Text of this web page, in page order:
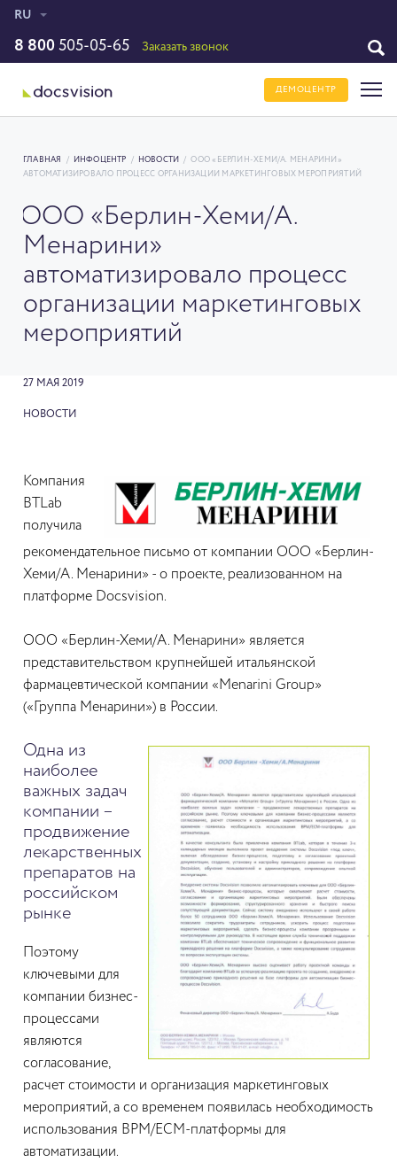
RU
8 800 505-05-65 Заказать звонок
ДЕМОЦЕНТР
ГЛАВНАЯ / ИНФОЦЕНТР / НОВОСТИ /
ООО «БЕРЛИН-ХЕМИ/А. МЕНАРИНИ»
АВТОМАТИЗИРОВАЛО ПРОЦЕСС ОРГАНИЗАЦИИ МАРКЕТИНГОВЫХ МЕРОПРИЯТИЙ
ООО «Берлин-Хеми/А.
Менарини»
автоматизировало процесс
организации маркетинговых
мероприятий
27 МАЯ 2019
НОВОСТИ
Компания
BTLab
получила
рекомендательное письмо от компании ООО «Берлин-
Хеми/А. Менарини» - о проекте, реализованном на
платформе Docsvision.
ООО «Берлин-Хеми/А. Менарини» является
представительством крупнейшей итальянской
фармацевтической компании «Menarini Group»
(«Группа Менарини») в России.
Одна из
наиболее
важных задач
компании –
продвижение
лекарственных
препаратов на
российском
рынке
Поэтому
ключевыми для
компании бизнес-
процессами
являются
согласование,
расчет стоимости и организация маркетинговых
мероприятий, а со временем появилась необходимость
использования BPM/ECM-платформы для
автоматизации.